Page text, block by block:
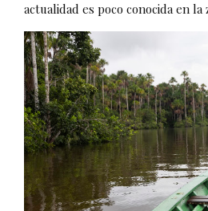
actualidad es poco conocida en la